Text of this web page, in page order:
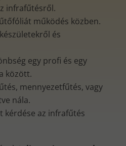
infrafűtésről.
működés közben.
és
egy profi és egy
között.
mennyezetfűtés, vagy
nála.
kérdése az infrafűtés